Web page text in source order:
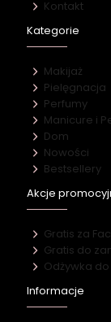
Kontakt
Kategorie
Makijaż
Pielęgnacja
Perfumy
Manicure i
Dom
Nowości
Bestsellery
Akcje
Gratis za
Gratis do
Odżywka
Informacje